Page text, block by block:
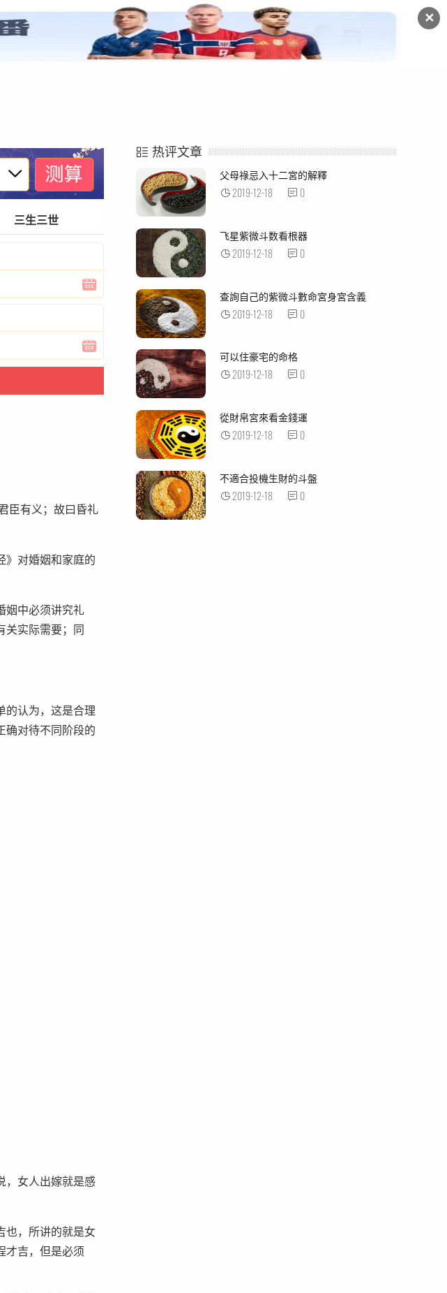
✕
四化诀窍 格局玄奥 命例解析 紫微杂谈
三生三世
臣有义；故曰昏礼
》对婚姻和家庭的
姻中必须讲究礼
关实际需要；同
的认为，这是合理
确对待不同阶段的
，女人出嫁就是感
也，所讲的就是女
才吉，但是必须
热评文章
父母祿忌入十二宮的解釋
2019-12-18 0
飞星紫微斗数看根器
2019-12-18 0
查詢自己的紫微斗數命宮身宮含義
2019-12-18 0
可以住豪宅的命格
2019-12-18 0
從財帛宮來看金錢運
2019-12-18 0
不適合投機生財的斗盤
2019-12-18 0